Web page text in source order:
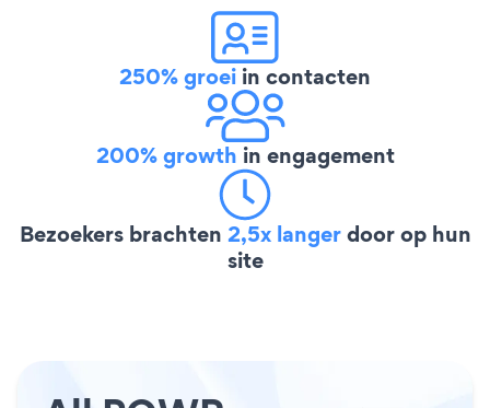
250% groei in contacten
200% growth in engagement
Bezoekers brachten 2,5x langerdoor op hun
site